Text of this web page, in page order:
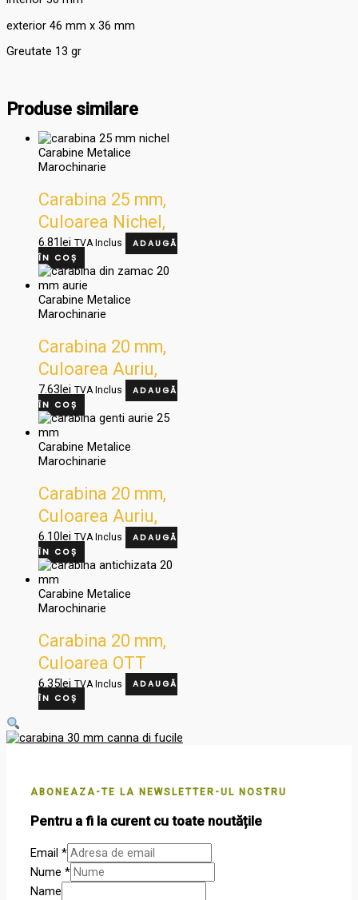
exterior 46 mm x 36 mm
Greutate 13 gr
Produse similare
Carabine Metalice
Marochinarie
Carabina 25 mm,
Culoarea Nichel,
Cod MZM25
6.81lei TVA Inclus
ADAUGĂ
ÎN COȘ
Carabine Metalice
Marochinarie
Carabina 20 mm,
Culoarea Auriu,
Cod VA00163/20
7.63lei TVA Inclus
ADAUGĂ
ÎN COȘ
Carabine Metalice
Marochinarie
Carabina 20 mm,
Culoarea Auriu,
Cod va 00338/20
6.10lei TVA Inclus
ADAUGĂ
ÎN COȘ
Carabine Metalice
Marochinarie
Carabina 20 mm,
Culoarea OTT
Vecchio, Cod
mz320
6.35lei TVA Inclus
ADAUGĂ
ÎN COȘ
ABONEAZA-TE LA NEWSLETTER-UL NOSTRU
Pentru a fi la curent cu toate noutățile
Nume *
Email *
Name